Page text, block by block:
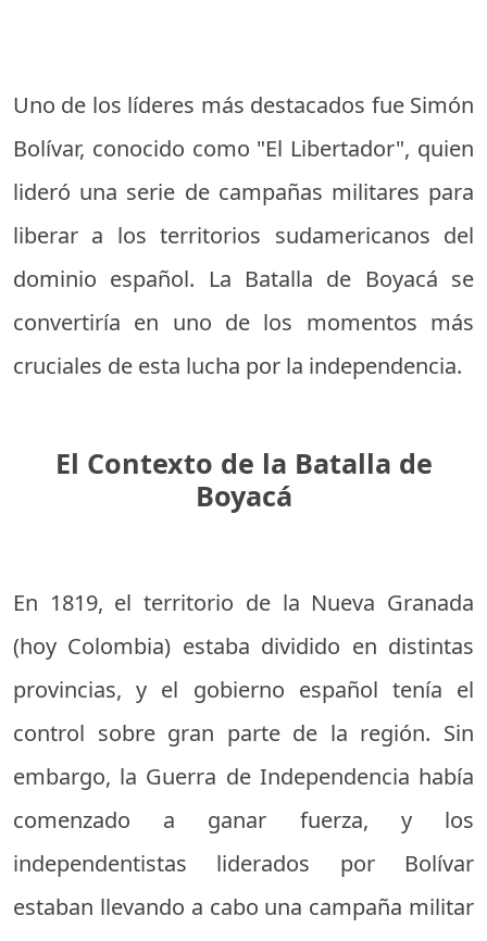
Uno de los líderes más destacados fue Simón
Bolívar, conocido como "El Libertador", quien
lideró una serie de campañas militares para
liberar a los territorios sudamericanos del
dominio español. La Batalla de Boyacá se
convertiría en uno de los momentos más
cruciales de esta lucha por la independencia.
El Contexto de la Batalla de
Boyacá
En 1819, el territorio de la Nueva Granada
(hoy Colombia) estaba dividido en distintas
provincias, y el gobierno español tenía el
control sobre gran parte de la región. Sin
embargo, la Guerra de Independencia había
comenzado a ganar fuerza, y los
independentistas liderados por Bolívar
estaban llevando a cabo una campaña militar